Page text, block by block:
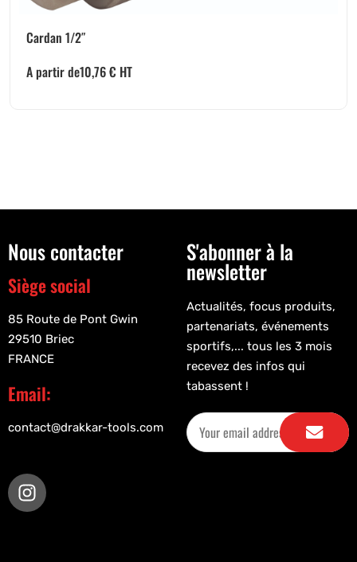
Cardan 1/2″
A partir de10,76€ HT
Nous contacter
Siège social
85 Route de Pont Gwin
29510 Briec
FRANCE
Email:
contact@drakkar-tools.com
S'abonner à la
newsletter
Actualités, focus produits,
partenariats, événements
sportifs,... tous les 3 mois
recevez des infos qui
tabassent !